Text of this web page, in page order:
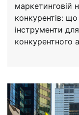
маркетинговій
конкурентів:
інструменти
конкурентного